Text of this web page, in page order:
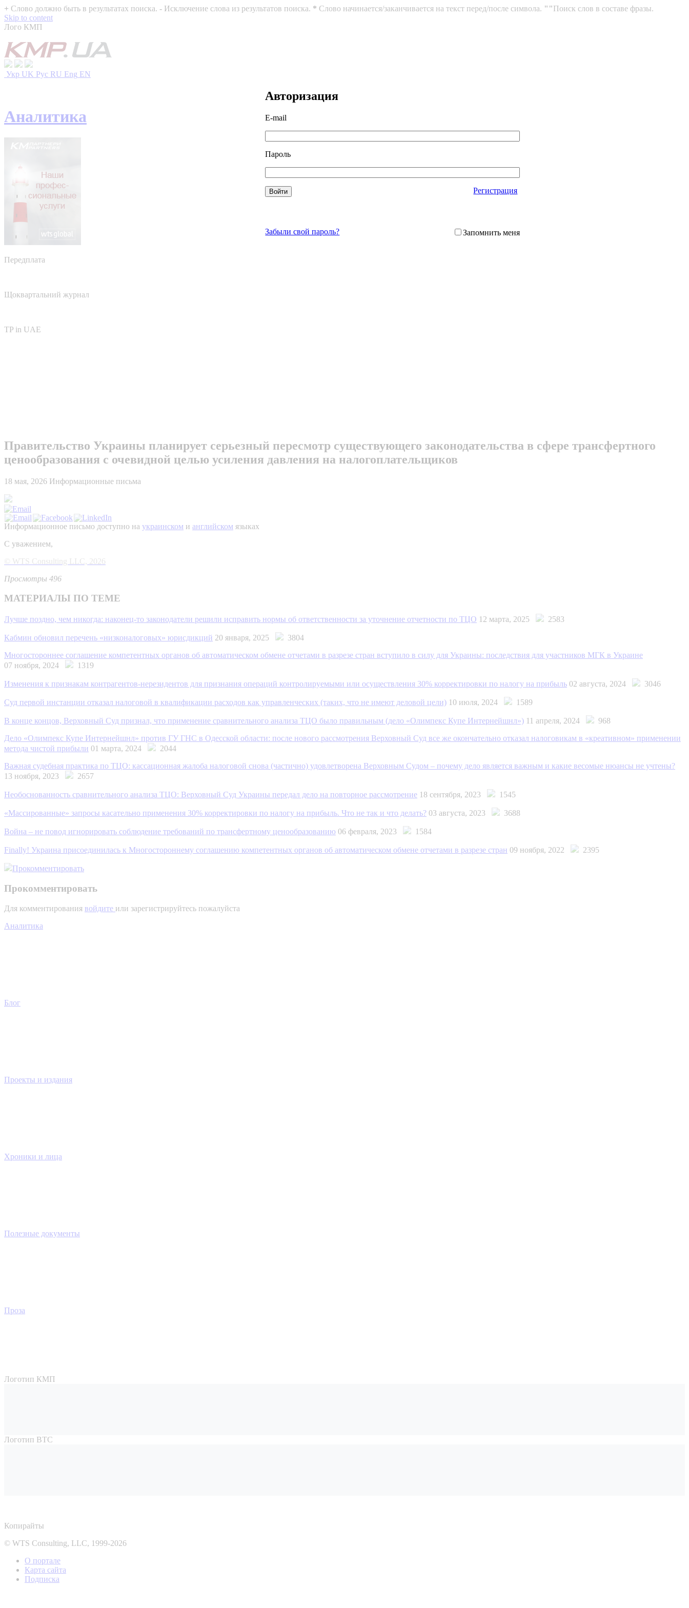
+ Слово должно быть в результатах поиска. - Исключение слова из результатов поиска. * Слово начинается/заканчивается на текст перед/после символа. ""Поиск слов в составе фразы.
Skip to content
Лого КМП
Укр UK Рус RU Eng EN
Авторизация
E-mail
Пароль
Регистрация
Забыли свой пароль? Запомнить меня
Аналитика
Передплата
Щоквартальний журнал
TP in UAE
Правительство Украины планирует серьезный пересмотр существующего законодательства в сфере трансфертного
ценообразования с очевидной целью усиления давления на налогоплательщиков
18 мая, 2026 Информационные письма
Информационное письмо доступно на украинском и английском языках
С уважением,
© WTS Consulting LLC, 2026
Просмотры 496
МАТЕРИАЛЫ ПО ТЕМЕ
Лучше поздно, чем никогда: наконец-то законодатели решили исправить нормы об ответственности за уточнение отчетности по ТЦО 12 марта, 2025 2583
Кабмин обновил перечень «низконалоговых» юрисдикций 20 января, 2025
3804
Многостороннее соглашение компетентных органов об автоматическом обмене отчетами в разрезе стран вступило в силу для Украины: последствия для участников МГК в Украине
07 ноября, 2024
1319
Изменения к признакам контрагентов-нерезидентов для признания операций контролируемыми или осуществления 30% корректировки по налогу на прибыль 02 августа, 2024 3046
Суд первой инстанции отказал налоговой в квалификации расходов как управленческих (таких, что не имеют деловой цели) 10 июля, 2024 1589
В конце концов, Верховный Суд признал, что применение сравнительного анализа ТЦО было правильным (дело «Олимпекс Купе Интернейшнл») 11 апреля, 2024
968
Дело «Олимпекс Купе Интернейшнл» против ГУ ГНС в Одесской области: после нового рассмотрения Верховный Суд все же окончательно отказал налоговикам в «креативном» применении
метода чистой прибыли 01 марта, 2024
2044
Важная судебная практика по ТЦO: кассационная жалоба налоговой снова (частично) удовлетворена Верховным Судом – почему дело является важным и какие весомые нюансы не учтены?
13 ноября, 2023
2657
Необоснованность сравнительного анализа ТЦО: Верховный Суд Украины передал дело на повторное рассмотрение 18 сентября, 2023 1545
«Массированные» запросы касательно применения 30% корректировки по налогу на прибыль. Что не так и что делать? 03 августа, 2023 3688
Война – не повод игнорировать соблюдение требований по трансфертному ценообразованию 06 февраля, 2023 1584
Finally! Украина присоединилась к Многостороннему соглашению компетентных органов об автоматическом обмене отчетами в разрезе стран 09 ноября, 2022 2395
Прокомментировать
Прокомментировать
Для комментирования войдите или зарегистрируйтесь пожалуйста
Аналитика
Блог
Проекты и издания
Хроники и лица
Полезные документы
Проза
Логотип КМП
Логотип ВТС
Копирайты
© WTS Consulting, LLC, 1999-2026
О портале
Карта сайта
Подписка